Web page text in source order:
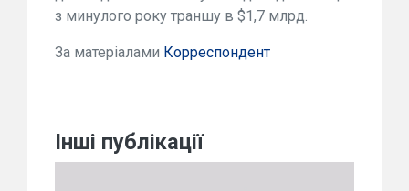
з минулого року траншу в $1,7 млрд.
За матеріалами Корреспондент
Інші публікації